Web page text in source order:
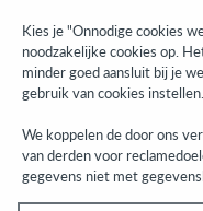
Get the latest product
right to your inbox.
Subscribe now
Kies je "Onnodige cookies
noodzakelijke cookies op.
minder goed aansluit bij je
gebruik van cookies instellen.
We koppelen de door ons
van derden voor
gegevens niet met